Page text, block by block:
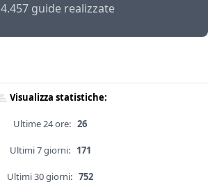
4.457 guide realizzate
Visualizza statistiche:
Ultime 24 ore: 26
Ultimi 7 giorni: 171
Ultimi 30 giorni: 752